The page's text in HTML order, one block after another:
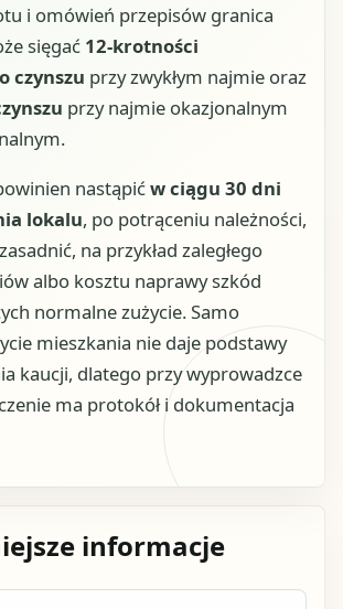
i omówień przepisów granica
sięgać 12-krotności
czynszu przy zwykłym najmie oraz
przy najmie okazjonalnym
nastąpićw ciągu 30 dni
lokalu, po potrąceniu należności,
na przykład zaległego
albo kosztu naprawy szkód
normalne zużycie. Samo
mieszkania nie daje podstawy
kaucji, dlatego przy wyprowadzce
ma protokół i dokumentacja
informacje